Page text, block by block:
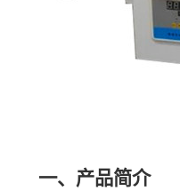
一、 产品简介